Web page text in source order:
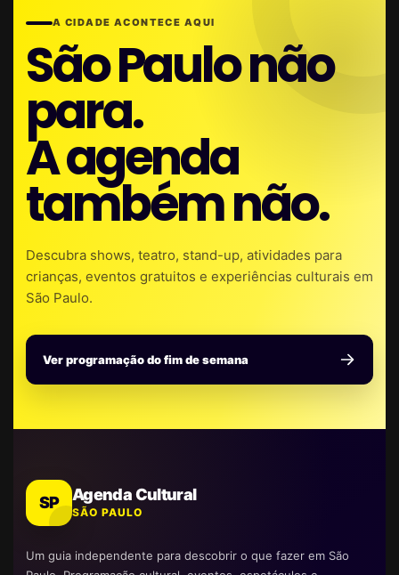
A CIDADE ACONTECE AQUI
São Paulo não
para.
A agenda
também não.
Descubra shows, teatro, stand-up, atividades para
crianças, eventos gratuitos e experiências culturais em
São Paulo.
Ver programação do fim de semana
SP Agenda Cultural
SÃO PAULO
Um guia independente para descobrir o que fazer em São